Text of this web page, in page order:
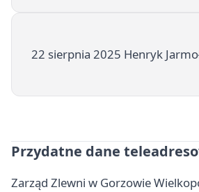
22 sierpnia 2025 Henryk
Przydatne dane
Zarząd Zlewni w Gorzowie